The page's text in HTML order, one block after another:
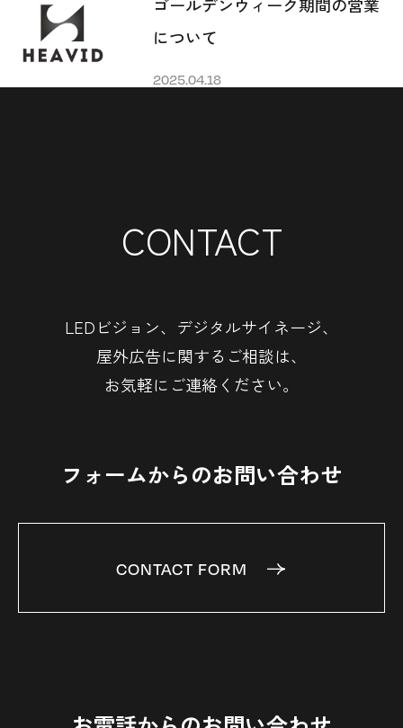
について
2025.04.18
CONTACT
LEDビジョン、デジタルサイネージ、
屋外広告に関するご相談は、
お気軽にご連絡ください。
フォームからのお問い合わせ
CONTACT FORM